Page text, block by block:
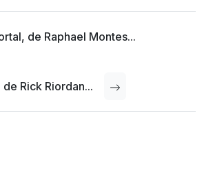
de Raphael Montes...
Rick Riordan...